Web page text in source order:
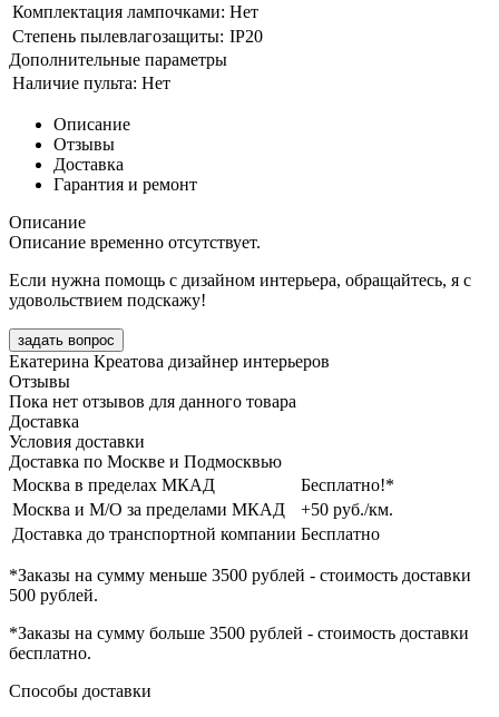
Комплектация лампочками: Нет
Степень пылевлагозащиты: IP20
Дополнительные параметры
Наличие пульта: Нет
Описание
Отзывы
Доставка
Гарантия и ремонт
Описание
Описание временно отсутствует.
Если нужна помощь с дизайном интерьера, обращайтесь, я с
удовольствием подскажу!
задать вопрос
Екатерина Креатова дизайнер интерьеров
Отзывы
Пока нет отзывов для данного товара
Доставка
Условия доставки
Доставка по Москве и Подмосквью
Москва в пределах МКАД
Бесплатно!*
Москва и М/О за пределами МКАД
+50 руб./км.
Доставка до транспортной компании Бесплатно
*Заказы на сумму меньше 3500 рублей - стоимость доставки
500 рублей.
*Заказы на сумму больше 3500 рублей - стоимость доставки
бесплатно.
Способы доставки